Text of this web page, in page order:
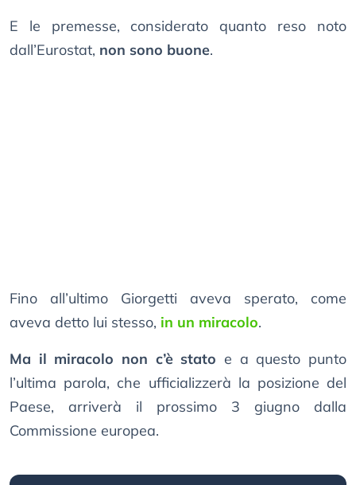
E le premesse, considerato quanto reso noto
dall’Eurostat, non sono buone.
Fino all’ultimo Giorgetti aveva sperato, come
aveva detto lui stesso, in un miracolo.
Ma il miracolo non c’è stato e a questo punto
l’ultima parola, che ufficializzerà la posizione del
Paese, arriverà il prossimo 3 giugno dalla
Commissione europea.